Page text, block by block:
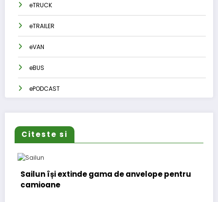
eTRUCK
eTRAILER
eVAN
eBUS
ePODCAST
Citeste si
Sailun își extinde gama de anvelope pentru
camioane